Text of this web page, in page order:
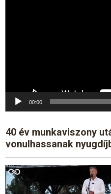
00:00
40 év munkaviszony
vonulhassanak